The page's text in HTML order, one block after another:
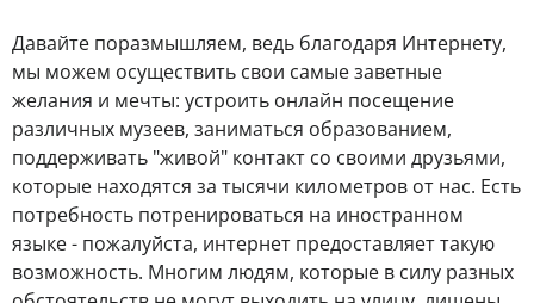
Давайте поразмышляем, ведь благодаря Интернету,
мы можем осуществить свои самые заветные
желания и мечты: устроить онлайн посещение
различных музеев, заниматься образованием,
поддерживать "живой" контакт со своими друзьями,
которые находятся за тысячи километров от нас. Есть
потребность потренироваться на иностранном
языке - пожалуйста, интернет предоставляет такую
возможность. Многим людям, которые в силу разных